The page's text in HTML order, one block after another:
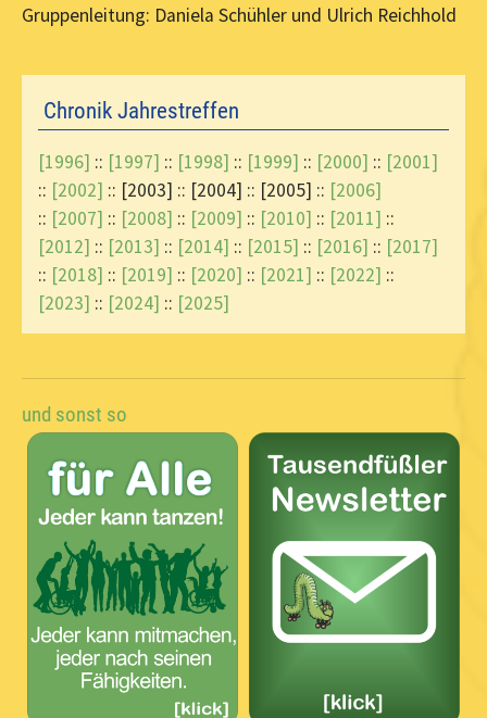
Gruppenleitung: Daniela Schühler und Ulrich Reichhold
Chronik Jahrestreffen
[1996] :: [1997] :: [1998] :: [1999] :: [2000] :: [2001]
:: [2002] :: [2003] :: [2004] :: [2005] :: [2006]
:: [2007] :: [2008] :: [2009] :: [2010] :: [2011] ::
[2012] :: [2013] :: [2014] :: [2015] :: [2016] :: [2017]
:: [2018] :: [2019] :: [2020] :: [2021] :: [2022] ::
[2023] :: [2024] :: [2025]
und sonst so